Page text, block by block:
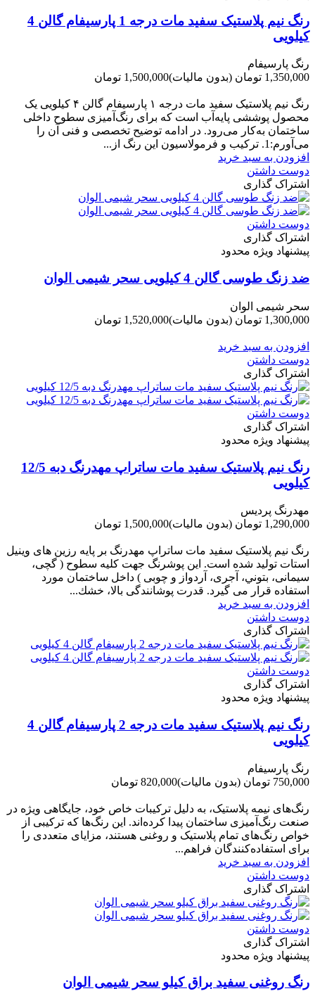
رنگ نیم پلاستیک سفید مات درجه 1 پارسیفام گالن 4
کیلویی
رنگ پارسیفام
1,350,000 تومان
(بدون مالیات)1,500,000 تومان
رنگ نیم‌ پلاستیک سفید مات درجه ۱ پارسیفام گالن ۴ کیلویی یک
محصول پوششی پایه‌آب است که برای رنگ‌آمیزی سطوح داخلی
ساختمان به‌کار می‌رود. در ادامه توضیح تخصصی و فنی آن را
می‌آورم:1. ترکیب و فرمولاسیون این رنگ از...
افزودن به سبد خرید
دوست داشتن
اشتراک گذاری
دوست داشتن
اشتراک گذاری
پیشنهاد ویژه محدود
ضد زنگ طوسی گالن 4 کیلویی سحر شیمی الوان
سحر شیمی الوان
1,300,000 تومان
(بدون مالیات)1,520,000 تومان
افزودن به سبد خرید
دوست داشتن
اشتراک گذاری
دوست داشتن
اشتراک گذاری
پیشنهاد ویژه محدود
رنگ نیم پلاستیک سفید مات ساتراپ مهدرنگ دبه 12/5
کیلویی
مهدرنگ پردیس
1,290,000 تومان
(بدون مالیات)1,500,000 تومان
رنگ نیم پلاستیک سفید مات ساتراپ مهدرنگ بر پایه رزین های وینیل
استات تولید شده است. این پوشرنگ جهت کلیه سطوح ( گچی،
سیمانی، بتوني، آجری، آردواز و چوبی ) داخل ساختمان مورد
استفاده قرار می گیرد. قدرت پوشانندگی بالا، خشك...
افزودن به سبد خرید
دوست داشتن
اشتراک گذاری
دوست داشتن
اشتراک گذاری
پیشنهاد ویژه محدود
رنگ نیم پلاستیک سفید مات درجه 2 پارسیفام گالن 4
کیلویی
رنگ پارسیفام
750,000 تومان
(بدون مالیات)820,000 تومان
رنگ‌های نیمه پلاستیک، به دلیل ترکیبات خاص خود، جایگاهی ویژه در
صنعت رنگ‌آمیزی ساختمان پیدا کرده‌اند. این رنگ‌ها که ترکیبی از
خواص رنگ‌های تمام پلاستیک و روغنی هستند، مزایای متعددی را
برای استفاده‌کنندگان فراهم...
افزودن به سبد خرید
دوست داشتن
اشتراک گذاری
دوست داشتن
اشتراک گذاری
پیشنهاد ویژه محدود
رنگ روغنی سفید براق کیلو سحر شیمی الوان